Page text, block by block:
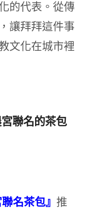
的代表。從傳
讓拜拜這件事
文化在城市裡
聯名的茶包
名茶包』 推